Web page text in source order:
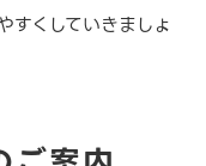
すくしていきましょ